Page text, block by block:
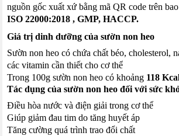
nguồn gốc xuất xứ bằng mã QR code trên
ISO 22000:2018 , GMP, HACCP.
Giá trị dinh dưỡng của sườn non heo
Sườn non heo có chứa chất béo, cholesterol,
các vitamin cần thiết cho cơ thể
Trong 100g sườn non heo có khoảng 118
Tác dụng của sườn non heo đối với sức
Điều hòa nước và điện giải trong cơ thể
Giúp giảm đau tim do tăng huyết áp
Tăng cường quá trình trao đổi chất